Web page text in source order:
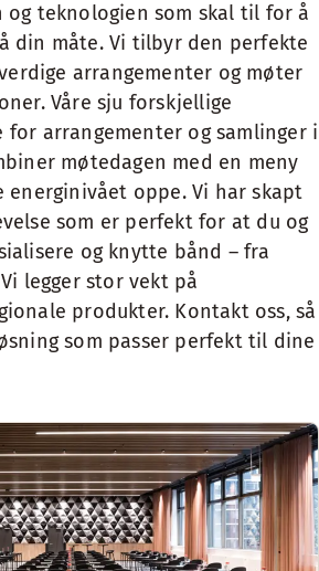
og teknologien som skal til for å
din måte. Vi tilbyr den perfekte
arrangementer og møter
Våre sju forskjellige
arrangementer og samlinger i
møtedagen med en meny
oppe. Vi har skapt
som er perfekt for at du og
og knytte bånd – fra
legger stor vekt på
produkter. Kontakt oss, så
som passer perfekt til dine